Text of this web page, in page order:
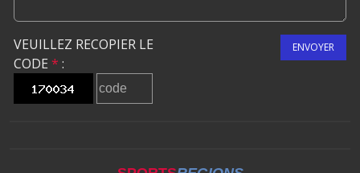
VEUILLEZ RECOPIER LE
CODE * :
ENVOYER